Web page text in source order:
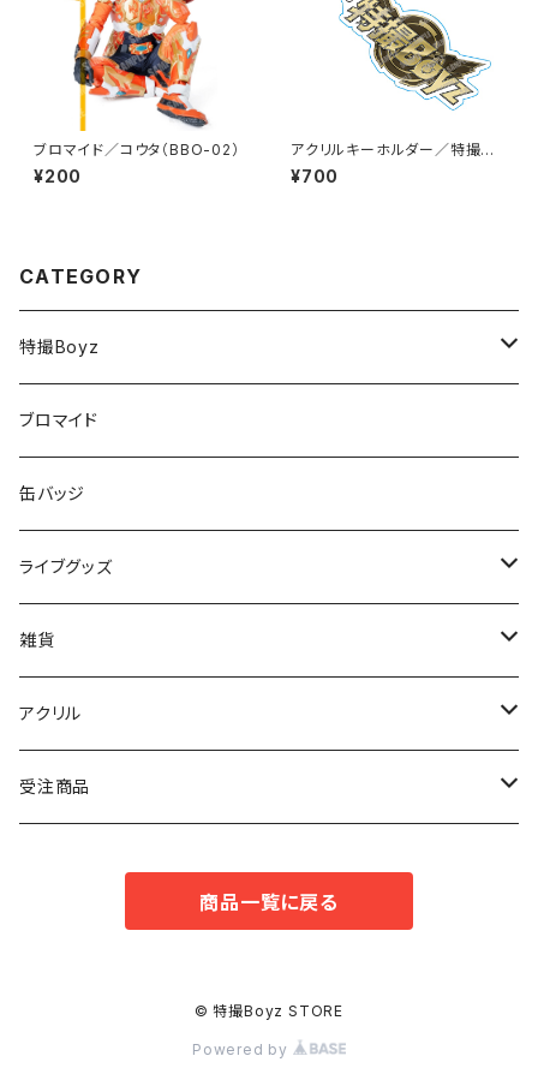
ブロマイド／コウタ（BBO-02）
¥200
アクリルキーホルダー／特撮Bo
yz（BAKT-01）
¥700
CATEGORY
特撮Boyz
チカラ
テツヤ
トウマ
コウタ
タイセイ
アキト
ブロマイド
缶バッジ
ライブグッズ
マフラータオル
雑貨
ボールペン
アクリル
キーホルダー
受注商品
商品一覧に戻る
© 特撮Boyz STORE
Powered by